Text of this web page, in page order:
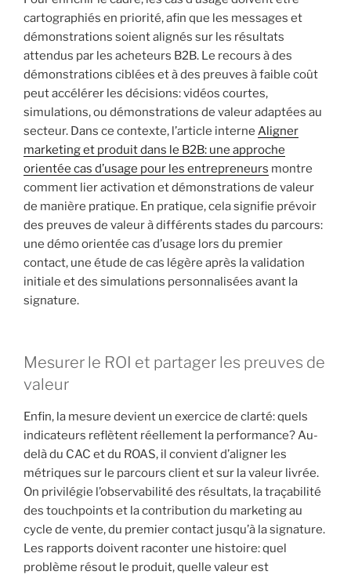
cartographiés en priorité, afin que les messages et
démonstrations soient alignés sur les résultats
attendus par les acheteurs B2B. Le recours à des
démonstrations ciblées et à des preuves à faible coût
peut accélérer les décisions: vidéos courtes,
simulations, ou démonstrations de valeur adaptées au
secteur. Dans ce contexte, l’article interne Aligner
marketing et produit dans le B2B: une approche
orientée cas d’usage pour les entrepreneurs montre
comment lier activation et démonstrations de valeur
de manière pratique. En pratique, cela signifie prévoir
des preuves de valeur à différents stades du parcours:
une démo orientée cas d’usage lors du premier
contact, une étude de cas légère après la validation
initiale et des simulations personnalisées avant la
signature.
Mesurer le ROI et partager les preuves de
valeur
Enfin, la mesure devient un exercice de clarté: quels
indicateurs reflètent réellement la performance? Au-
delà du CAC et du ROAS, il convient d’aligner les
métriques sur le parcours client et sur la valeur livrée.
On privilégie l’observabilité des résultats, la traçabilité
des touchpoints et la contribution du marketing au
cycle de vente, du premier contact jusqu’à la signature.
Les rapports doivent raconter une histoire: quel
problème résout le produit, quelle valeur est